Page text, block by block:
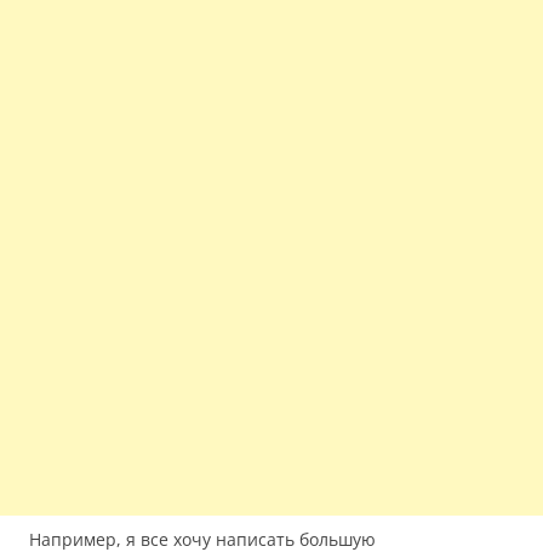
Например, я все хочу написать большую